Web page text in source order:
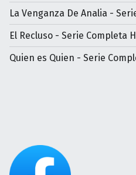
La Venganza De Analia -
El Recluso - Serie Completa
Quien es Quien - Serie